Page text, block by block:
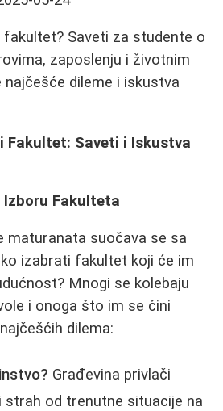
fakultet? Saveti za studente o
zaposlenju i životnim
dileme i iskustva
Fakultet: Saveti i Iskustva
Izboru Fakulteta
maturanata suočava se sa
izabrati fakultet koji će im
Mnogi se kolebaju
i onoga što im se čini
dilema:
Građevina privlači
strah od trenutne situacije na